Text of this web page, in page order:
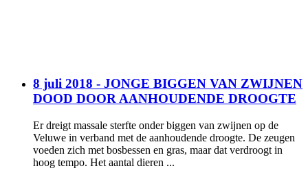
8 juli 2018 - JONGE BIGGEN VAN ZWIJNEN
DOOD DOOR AANHOUDENDE DROOGTE
Er dreigt massale sterfte onder biggen van zwijnen op de
Veluwe in verband met de aanhoudende droogte. De zeugen
voeden zich met bosbessen en gras, maar dat verdroogt in
hoog tempo. Het aantal dieren ...